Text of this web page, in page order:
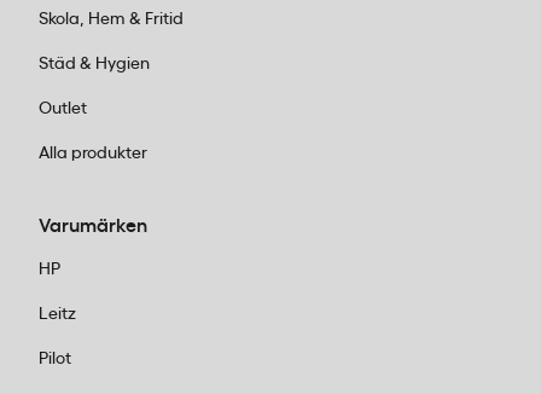
Skola, Hem & Fritid
Städ & Hygien
Outlet
Alla produkter
Varumärken
HP
Leitz
Pilot